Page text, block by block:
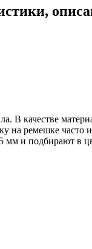
В качестве
на ремешке часто
мм и подбирают в